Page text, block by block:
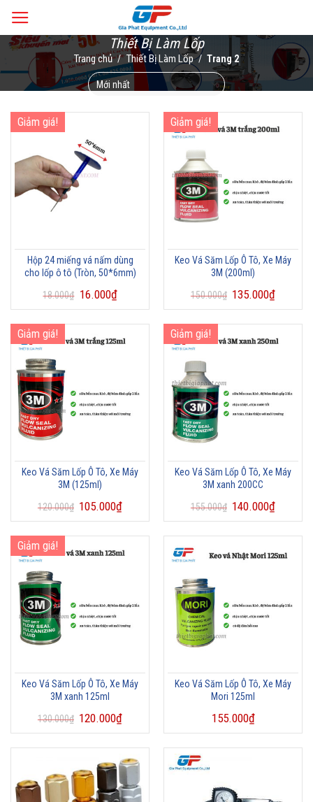
Skip
content
Thiết Bị Làm Lốp
Trang chủ / Thiết Bị Làm Lốp / Trang 2
Giảm giá!
Hộp 24 miếng vá nấm dùng
cho lốp ô tô (Tròn, 50*6mm)
18.000₫ 16.000₫
Giảm giá!
Keo Vá Săm Lốp Ô Tô, Xe Máy
3M (200ml)
150.000₫ 135.000₫
Giảm giá!
Keo Vá Săm Lốp Ô Tô, Xe Máy
3M (125ml)
120.000₫ 105.000₫
Giảm giá!
Keo Vá Săm Lốp Ô Tô, Xe Máy
3M xanh 200CC
155.000₫ 140.000₫
Giảm giá!
Keo Vá Săm Lốp Ô Tô, Xe Máy
3M xanh 125ml
130.000₫ 120.000₫
Keo Vá Săm Lốp Ô Tô, Xe Máy
Mori 125ml
155.000₫